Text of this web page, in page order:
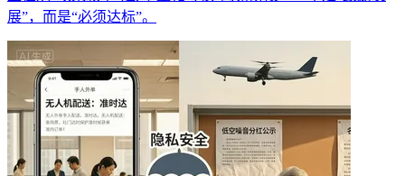
展”，而是“必须达标”。